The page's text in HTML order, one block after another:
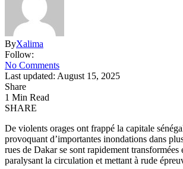
ByXalima
Follow:
No Comments
Last updated: August 15, 2025
Share
1 Min Read
SHARE
De violents orages ont frappé la capitale
provoquant d’importantes inondations dans
rues de Dakar se sont rapidement transformées
paralysant la circulation et mettant à rude